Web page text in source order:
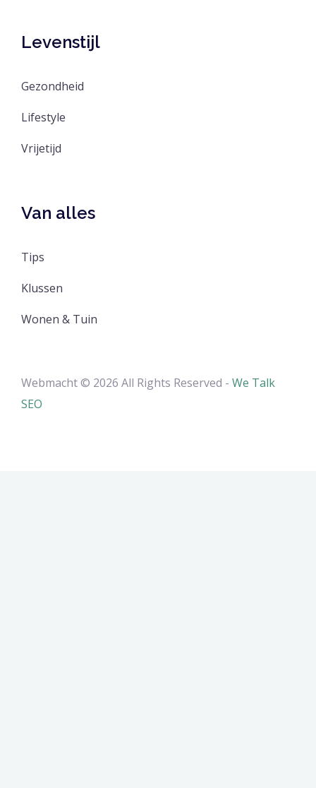
Levenstijl
Gezondheid
Lifestyle
Vrijetijd
Van alles
Tips
Klussen
Wonen & Tuin
Webmacht © 2026 All Rights Reserved - We Talk
SEO